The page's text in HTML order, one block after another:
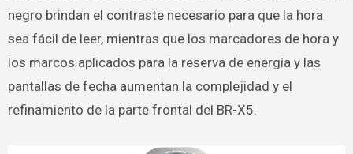
negro brindan el contraste necesario para que la hora
sea fácil de leer, mientras que los marcadores de hora y
los marcos aplicados para la reserva de energía y las
pantallas de fecha aumentan la complejidad y el
refinamiento de la parte frontal del BR-X5.